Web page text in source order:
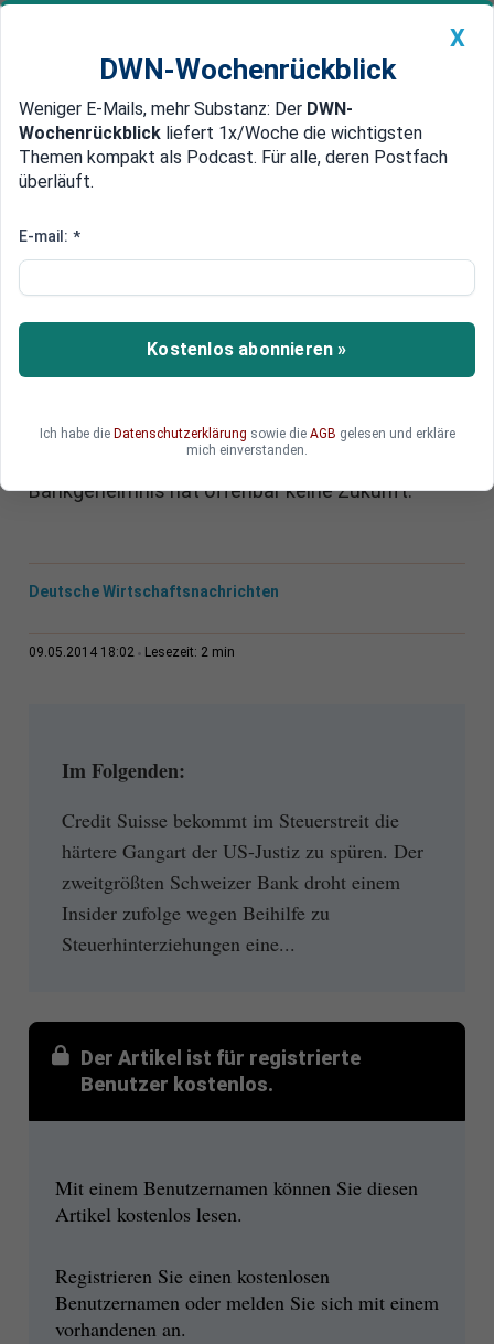
Newsticker MEIN DWN: Geldanlage Premium
Edelmetalle DWN-Magazin China
Wegen Hilfe bei Steuerflucht
USA drohen Credit Suisse mit
1,6 Milliarden Dollar Strafe
Die Schweizer Großbank Credit Suisse muss
Bürgern bei der Steuerflucht half. Das einst
Bankgeheimnis hat offenbar keine Zukunft.
Deutsche Wirtschaftsnachrichten
09.05.2014 18:02 Lesezeit: 2 min
Im Folgenden:
Credit Suisse bekommt im Steuerstreit die
härtere Gangart der US-Justiz zu spüren. Der
zweitgrößten Schweizer Bank droht einem
Insider zufolge wegen Beihilfe zu
Steuerhinterziehungen eine...
Der Artikel ist für registrierte
Benutzer kostenlos.
Mit einem Benutzernamen können Sie diesen
Artikel kostenlos lesen.
Registrieren Sie einen kostenlosen
Benutzernamen oder melden Sie sich mit einem
vorhandenen an.
X
DWN-Wochenrückblick
Weniger E-Mails, mehr Substanz: Der DWN-
Wochenrückblick liefert 1x/Woche die wichtigsten
Themen kompakt als Podcast. Für alle, deren Postfach
überläuft.
E-mail: *
Kostenlos abonnieren »
Ich habe die Datenschutzerklärung sowie die AGB gelesen und erkläre
mich einverstanden.